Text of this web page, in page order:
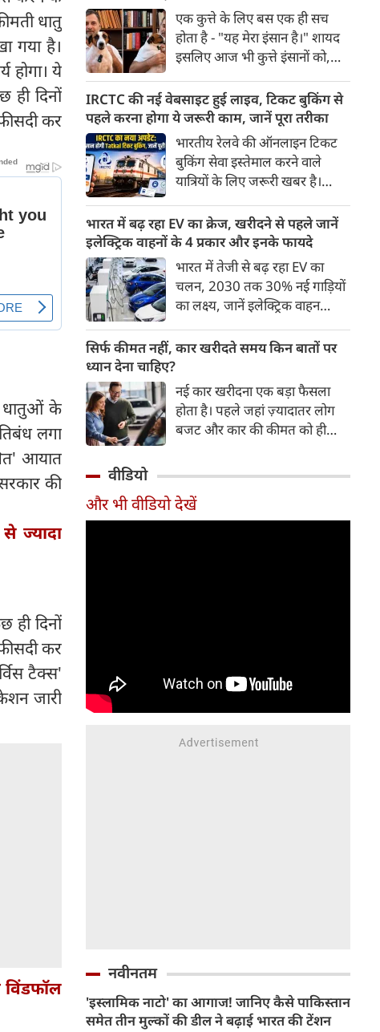
धातु
गया है।
होगा। ये
दिनों
कर
धातुओं के
लगा
आयात
की
ज्यादा
ही दिनों
कर
टैक्‍स'
जारी
विंडफॉल
अनुसार भारत विकसित देशों के
विपरीत समृद्ध बनने से पहले ही वृद्ध
होती आबादी वाले देश की श्रेणी में
पहुंच रहा है।
एक कुत्ते के लिए बस एक ही सच
होता है - "यह मेरा इंसान है।" शायद
इसलिए आज भी कुत्ते इंसानों को,
भू-राजनीति से लेकर कृत्रिम
बुद्धिमत्ता, जलवायु परिवर्तन से लेकर
क्रिकेट तक हर विषय पर बहस कर
सकते हैं, तो उस जीव पर भी एक
गंभीर चर्चा बनती है जिसने किसी भी
सभ्यता से पहले इंसान का साथ चुना
था। दुर्भाग्य यह है कि आज कुत्तों के
बारे में हमारी राय पशु-चिकित्सकों,
व्यवहार वैज्ञानिकों या विशेषज्ञों से
कम... और व्हाट्सऐप यूनिवर्सिटी से
ज़्यादा बनती है।
IRCTC की नई वेबसाइट हुई लाइव, टिकट बुकिंग से
पहले करना होगा ये जरूरी काम, जानें पूरा तरीका
भारतीय रेलवे की ऑनलाइन टिकट
बुकिंग सेवा इस्तेमाल करने वाले
यात्रियों के लिए जरूरी खबर है।
वेबसाइट का बीटा वर्जन लॉन्च कर
दिया है। करीब 24 साल पुराने
इंटरफेस के बाद वेबसाइट को नए
डिजाइन और कई नए फीचर्स के साथ
अपडेट किया गया है।
भारत में बढ़ रहा EV का क्रेज, खरीदने से पहले जानें
इलेक्ट्रिक वाहनों के 4 प्रकार और इनके फायदे
भारत में तेजी से बढ़ रहा EV का
चलन, 2030 तक 30% नई गाड़ियों
का लक्ष्य, जानें इलेक्ट्रिक वाहन
200 अरब रुपए का मौका
सिर्फ कीमत नहीं, कार खरीदते समय किन बातों पर
ध्यान देना चाहिए?
नई कार खरीदना एक बड़ा फैसला
होता है। पहले जहां ज़्यादातर लोग
बजट और कार की कीमत को ही
खरीदते समय किन बातों पर ध्यान
देना चाहिए।
वीडियो
और भी वीडियो देखें
नवीनतम
'इस्लामिक नाटो' का आगाज! जानिए कैसे पाकिस्तान
समेत तीन मुल्कों की डील ने बढ़ाई भारत की टेंशन